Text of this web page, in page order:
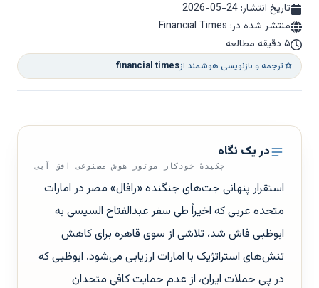
تاریخ انتشار: 2026-05-24
منتشر شده در: Financial Times
۵ دقیقه مطالعه
ترجمه و بازنویسی هوشمند ازfinancial times
در یک نگاه
چکیدهٔ خودکار موتور هوش مصنوعی افق آبی
استقرار پنهانی جت‌های جنگنده «رافال» مصر در امارات
متحده عربی که اخیراً طی سفر عبدالفتاح السیسی به
ابوظبی فاش شد، تلاشی از سوی قاهره برای کاهش
تنش‌های استراتژیک با امارات ارزیابی می‌شود. ابوظبی که
در پی حملات ایران، از عدم حمایت کافی متحدان